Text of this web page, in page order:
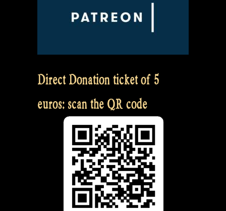
Direct Donation ticket of 5
euros: scan the QR code